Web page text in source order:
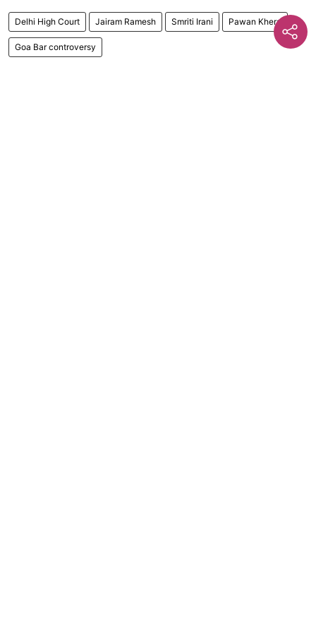
Delhi High Court Jairam Ramesh Smriti Irani Pawan Khera
Goa Bar controversy